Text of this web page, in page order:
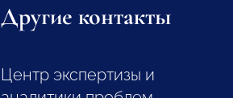
Другие контакты
Центр экспертизы и